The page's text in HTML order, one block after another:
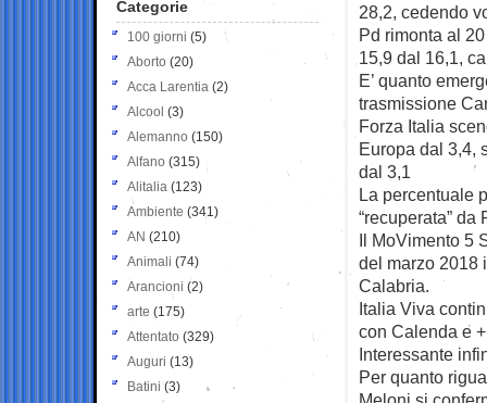
28,2, cedendo
Pd rimonta al
15,9 dal 16,1,
E’ quanto
trasmissione
Forza Italia
Europa dal 3,4,
dal 3,1
La percentuale
“recuperata”
Il MoVimento 5
del marzo 2018
Calabria.
Italia Viva
con Calenda e
Interessante
Per quanto
Categorie
100 giorni (5)
Aborto (20)
Acca Larentia (2)
Alcool (3)
Alemanno (150)
Alfano (315)
Alitalia (123)
Ambiente (341)
AN (210)
Animali (74)
Arancioni (2)
arte (175)
Attentato (329)
Auguri (13)
Batini (3)